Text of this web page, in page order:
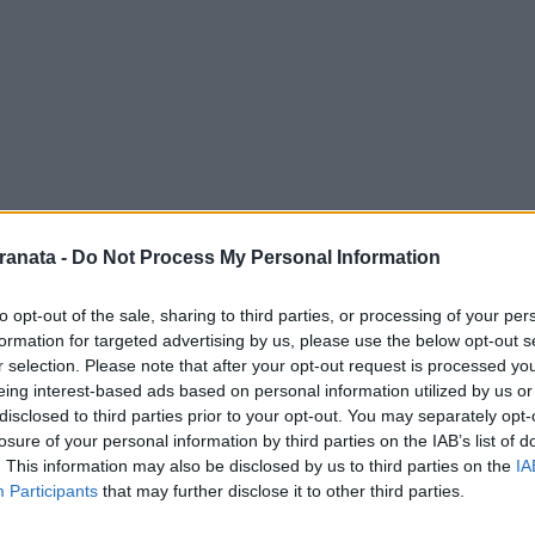
- Do Not Process My Personal Information
opt-out of the sale, sharing to third parties, or processing of your
for targeted advertising by us, please use the below opt-out
selection. Please note that after your opt-out request is processed
interest-based ads based on personal information utilized by us
to third parties prior to your opt-out. You may separately
of your personal information by third parties on the IAB’s list of
This information may also be disclosed by us to third parties on the
Participants that may further disclose it to other third parties.
questa volta per mano dei turchi
di un incontro amichevole, è lecito
di Monza per 3-0 era lecito
giocatori della Salernitana
dopo le due amichevoli in
ne sono visti, anzi. Sul web si